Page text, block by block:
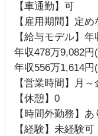
【車通勤】可
【雇用期間】定め
【給与モデル】
年収478万9,082
年収556万1,614
【営業時間】月
【休憩】0
【時間外勤務】
【経験】未経験可